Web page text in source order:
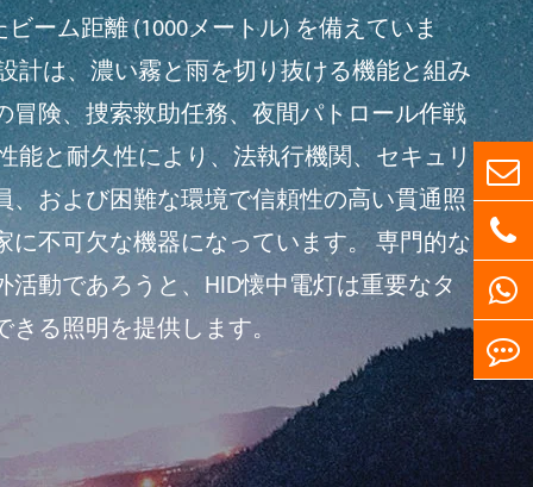
ーム距離 (1000メートル) を備えていま
計は、濃い霧と雨を切り抜ける機能と組み
冒険、捜索救助任務、夜間パトロール作戦
能と耐久性により、法執行機関、セキュリ
、および困難な環境で信頼性の高い貫通照
に不可欠な機器になっています。 専門的な
活動であろうと、HID懐中電灯は重要なタ
る照明を提供します。